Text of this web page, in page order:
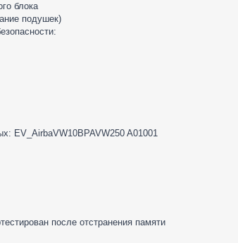
блока
подушек)
EV_AirbaVW10BPAVW250 A01001
после отстранения памяти